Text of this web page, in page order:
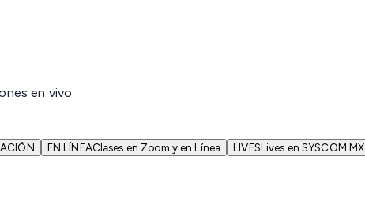
en vivo
EN LÍNEAClases en Zoom y en Línea LIVESLives en SYSCOM.MX